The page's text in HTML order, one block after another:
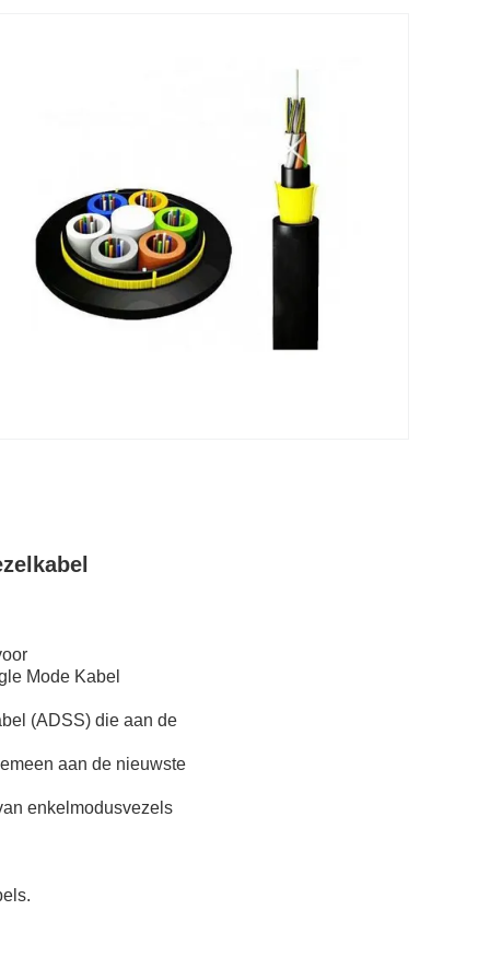
Mode Kabel
(ADSS) die aan de
aan de nieuwste
enkelmodusvezels